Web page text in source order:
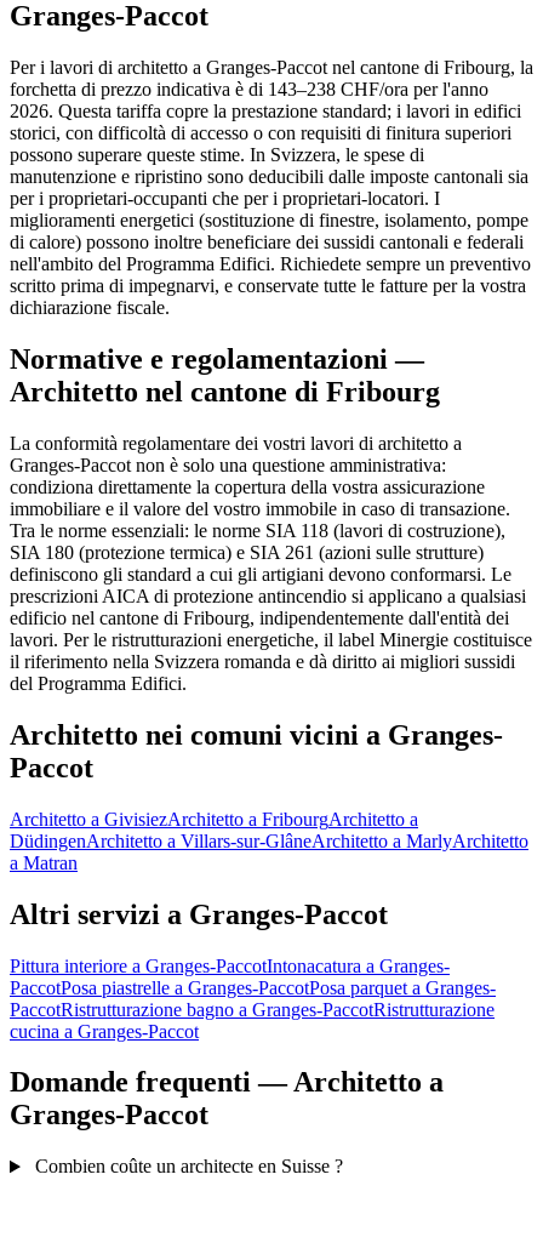
Granges-Paccot
Per i lavori di architetto a Granges-Paccot nel cantone di Fribourg, la
forchetta di prezzo indicativa è di 143–238 CHF/ora per l'anno
2026. Questa tariffa copre la prestazione standard; i lavori in edifici
storici, con difficoltà di accesso o con requisiti di finitura superiori
possono superare queste stime. In Svizzera, le spese di
manutenzione e ripristino sono deducibili dalle imposte cantonali sia
per i proprietari-occupanti che per i proprietari-locatori. I
miglioramenti energetici (sostituzione di finestre, isolamento, pompe
di calore) possono inoltre beneficiare dei sussidi cantonali e federali
nell'ambito del Programma Edifici. Richiedete sempre un preventivo
scritto prima di impegnarvi, e conservate tutte le fatture per la vostra
dichiarazione fiscale.
Normative e regolamentazioni —
Architetto nel cantone di Fribourg
La conformità regolamentare dei vostri lavori di architetto a
Granges-Paccot non è solo una questione amministrativa:
condiziona direttamente la copertura della vostra assicurazione
immobiliare e il valore del vostro immobile in caso di transazione.
Tra le norme essenziali: le norme SIA 118 (lavori di costruzione),
SIA 180 (protezione termica) e SIA 261 (azioni sulle strutture)
definiscono gli standard a cui gli artigiani devono conformarsi. Le
prescrizioni AICA di protezione antincendio si applicano a qualsiasi
edificio nel cantone di Fribourg, indipendentemente dall'entità dei
lavori. Per le ristrutturazioni energetiche, il label Minergie costituisce
il riferimento nella Svizzera romanda e dà diritto ai migliori sussidi
del Programma Edifici.
Architetto nei comuni vicini a Granges-
Paccot
Architetto a GivisiezArchitetto a FribourgArchitetto a
DüdingenArchitetto a Villars-sur-GlâneArchitetto a MarlyArchitetto
a Matran
Altri servizi a Granges-Paccot
Pittura interiore a Granges-PaccotIntonacatura a Granges-
PaccotPosa piastrelle a Granges-PaccotPosa parquet a Granges-
PaccotRistrutturazione bagno a Granges-PaccotRistrutturazione
cucina a Granges-Paccot
Domande frequenti — Architetto a
Granges-Paccot
Combien coûte un architecte en Suisse ?